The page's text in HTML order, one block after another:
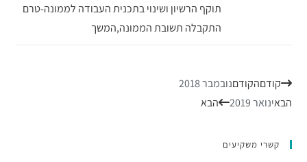
תוקף הרשיון ושינוי בתכנית העבודה לממונה-טרם
התקבלה תשובת הממונה,המשך
קודםהקודםנובמבר 2018
הבאינואר 2019 הבא
קשרי משקיעים